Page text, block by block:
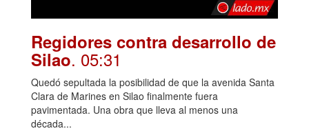
Regidores contra desarrollo de
Silao. 05:31
Quedó sepultada la posibilidad de que la avenida Santa
Clara de Marines en Silao finalmente fuera
pavimentada. Una obra que lleva al menos una
década...